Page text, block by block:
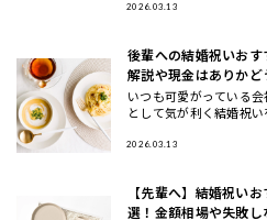
ナーもありま
2026.03.13
後輩への結婚祝いお
解説や現金はありか
いつも可愛がっている
として気が利く結婚祝
ナーがたくさ
2026.03.13
【先輩へ】結婚祝い
選！金額相場や失敗